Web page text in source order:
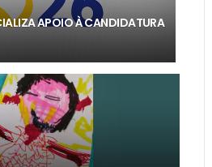
APOIO À CANDIDATURA